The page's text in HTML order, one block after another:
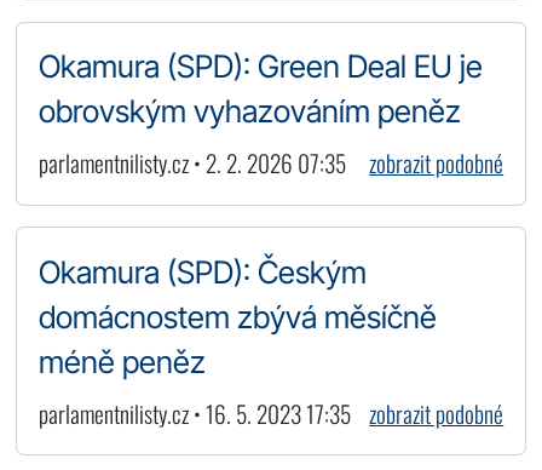
Okamura (SPD): Green Deal EU je
obrovským vyhazováním peněz
parlamentnilisty.cz • 2. 2. 2026 07:35 zobrazit podobné
Okamura (SPD): Českým
domácnostem zbývá měsíčně
méně peněz
parlamentnilisty.cz • 16. 5. 2023 17:35 zobrazit podobné